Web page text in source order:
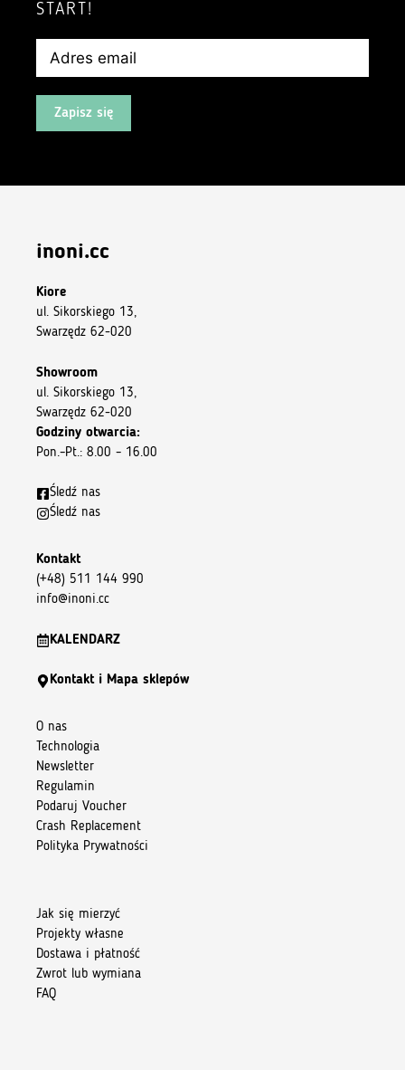
START!
Zapisz się
inoni.cc
Kiore
ul. Sikorskiego 13,
Swarzędz 62-020
Showroom
ul. Sikorskiego 13,
Swarzędz 62-020
Godziny otwarcia:
Pon.–Pt.: 8.00 – 16.00
Śledź nas
Śledź nas
Kontakt
(+48) 511 144 990
info@inoni.cc
KALENDARZ
Kontakt i Mapa sklepów
O nas
Technologia
Newsletter
Regulamin
Podaruj Voucher
Crash Replacement
Polityka Prywatności
Jak się mierzyć
Projekty własne
Dostawa i płatność
Zwrot lub wymiana
FAQ